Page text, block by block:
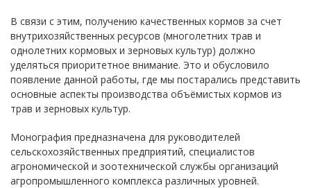
В связи с этим, получению качественных кормов за счет
внутрихозяйственных ресурсов (многолетних трав и
однолетних кормовых и зерновых культур) должно
уделяться приоритетное внимание. Это и обусловило
появление данной работы, где мы постарались представить
основные аспекты производства объёмистых кормов из
трав и зерновых культур.
Монография предназначена для руководителей
сельскохозяйственных предприятий, специалистов
агрономической и зоотехнической службы организаций
агропромышленного комплекса различных уровней.